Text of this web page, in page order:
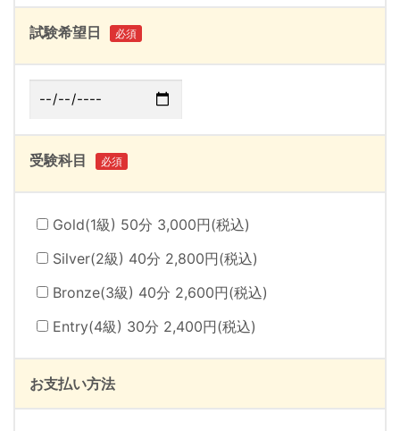
試験希望日 必須
受験科目 必須
Gold(1級) 50分 3,000円(税込)
Silver(2級) 40分 2,800円(税込)
Bronze(3級) 40分 2,600円(税込)
Entry(4級) 30分 2,400円(税込)
お支払い方法